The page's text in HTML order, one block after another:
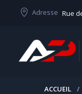
Adresse Rue
ACCUEIL